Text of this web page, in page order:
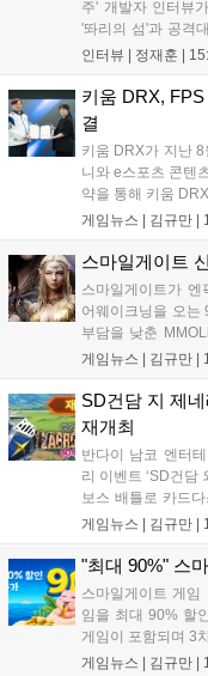
주' 개발자 인터뷰
'똬리의 섬'과 공격
'소굴'을 포함합니다
를 표했습니다....
인터뷰 | 정재훈 |
키움 DRX,
결
키움 DRX가 지난
니와 e스포츠 콘텐
약을 통해 키움
이터 네트워크를
오프라인 연계 프
게임뉴스 | 김규만 |
스마일게이트
스마일게이트가
어웨이크닝을 오는
부담을 낮춘
특징으로 합니다.
니다. 또한 카카오
킨, 경품 이벤트 등
으고 있습니다....
게임뉴스 | 김규만 |
SD건담 지 제
재개최
반다이 남코 엔터
리 이벤트 ‘SD건담
보스 배틀로 카드
담을 획득할 수 있
원 증정한다. 또한
게임뉴스 | 김규만 |
"최대 90%" 스
스마일게이트 게
임을 최대 90% 할
게임이 포함되며 3
경성 배경의 신작
게임뉴스 | 김규만 |